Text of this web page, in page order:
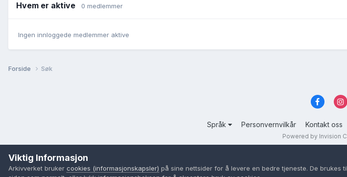
Hvem er aktive 0 medlemmer
Ingen innloggede medlemmer aktive
Forside Søk
Språk Personvernvilkår Kontakt oss
Powered by Invision
Viktig Informasjon
Arkivverket bruker cookies (informasjonskapsler) på sine nettsider for å levere en bedre tjeneste. De brukes